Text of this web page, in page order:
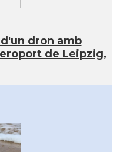
dron amb
de Leipzig,